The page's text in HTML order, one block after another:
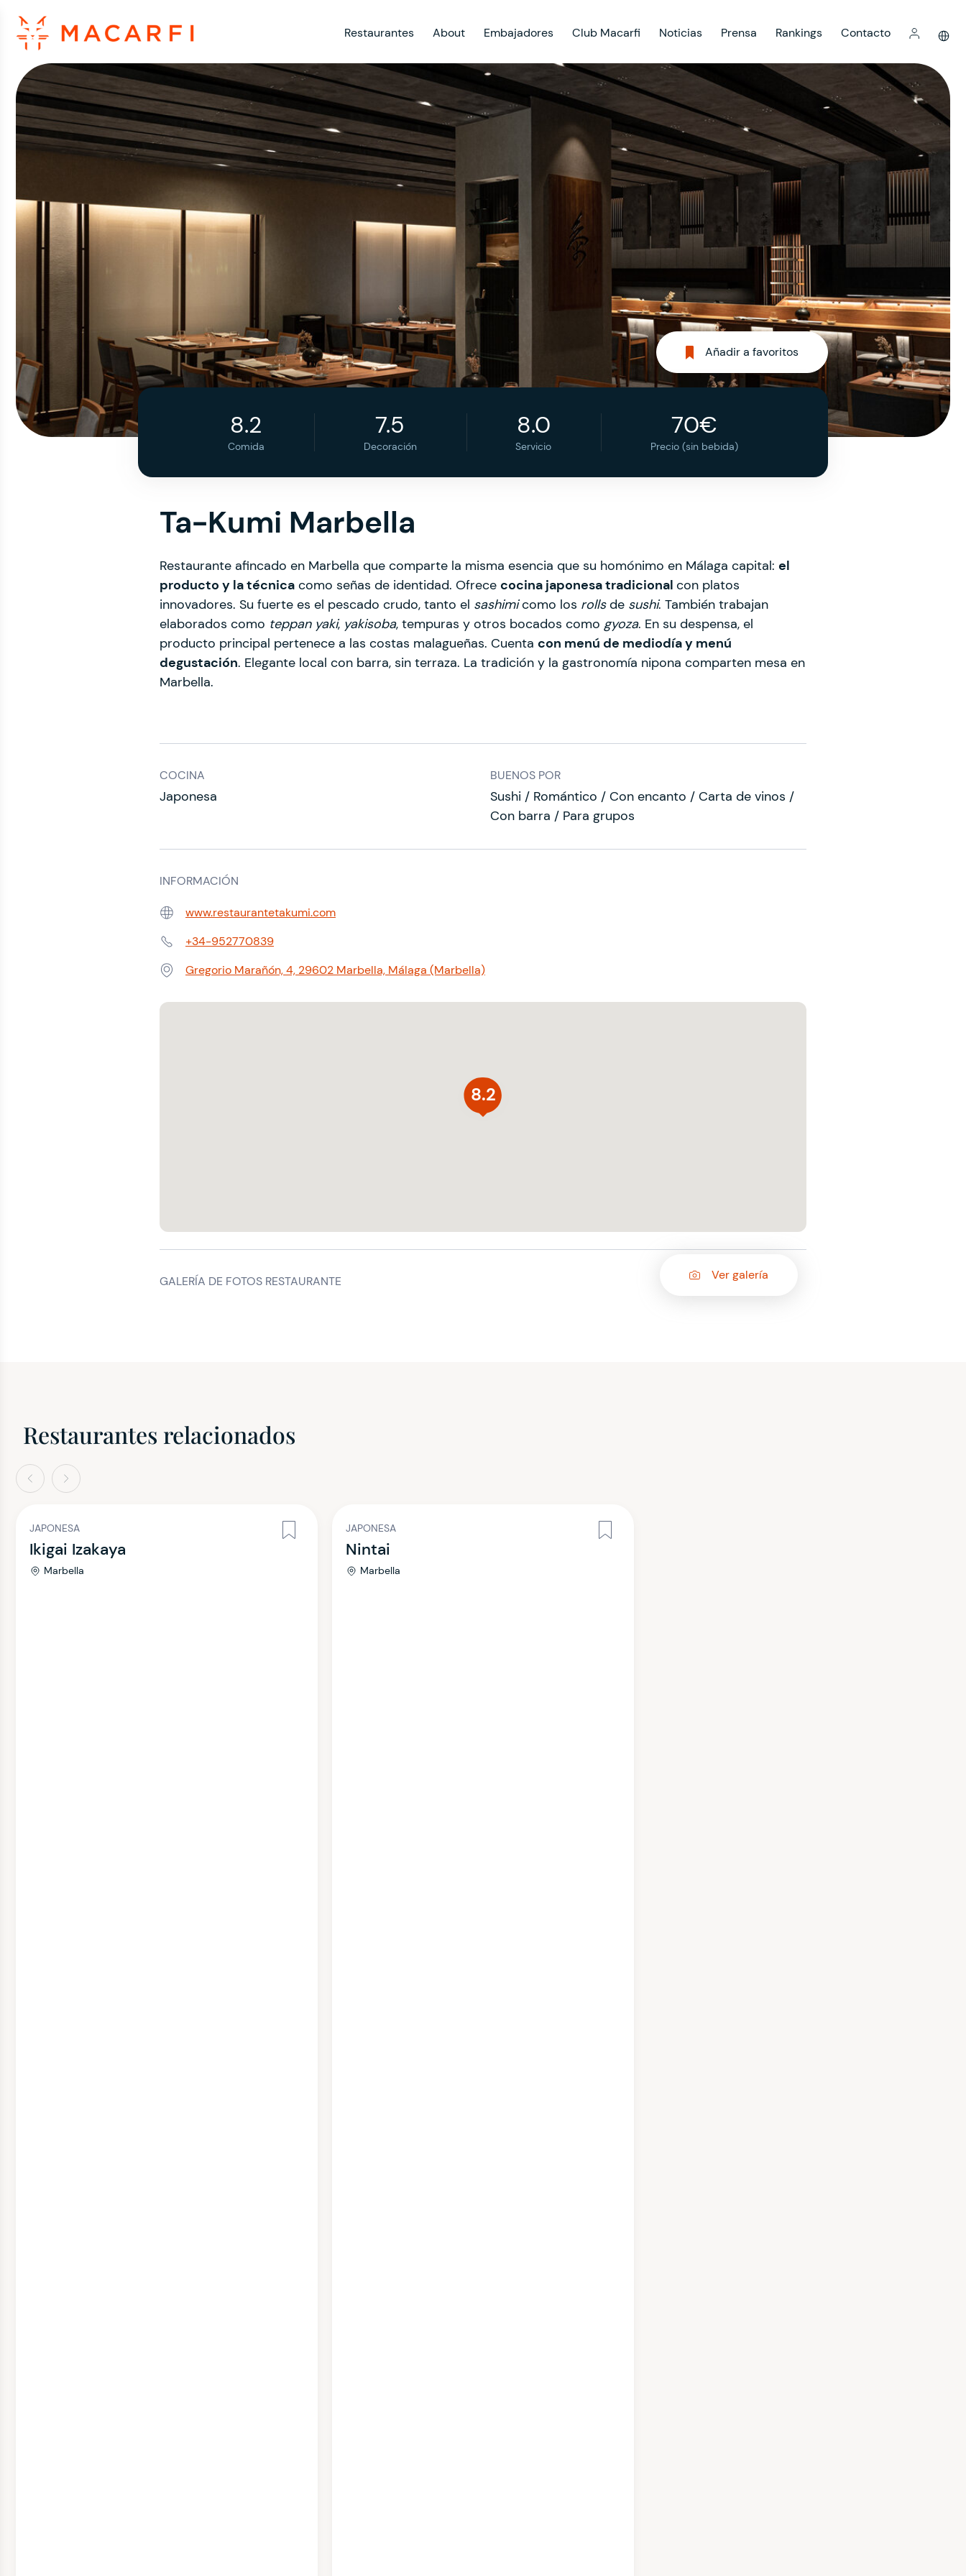
Restaurantes About Embajadores Club Macarfi Noticias Prensa Rankings Contacto
Añadir a favoritos
8.2
Comida
7.5
Decoración
8.0
Servicio
70€
Precio (sin bebida)
Ta-Kumi Marbella
Restaurante afincado en Marbella que comparte la misma esencia que su homónimo en Málaga capital: el
producto y la técnica como señas de identidad. Ofrece cocina japonesa tradicional con platos
innovadores. Su fuerte es el pescado crudo, tanto el sashimicomo los rollsde sushi. También trabajan
elaborados como teppan yaki, yakisoba, tempuras y otros bocados como gyoza. En su despensa, el
producto principal pertenece a las costas malagueñas. Cuenta con menú de mediodía y menú
degustación. Elegante local con barra, sin terraza. La tradición y la gastronomía nipona comparten mesa en
Marbella.
COCINA
Japonesa
BUENOS POR
Sushi / Romántico / Con encanto / Carta de vinos /
Con barra / Para grupos
INFORMACIÓN
Web: www.restaurantetakumi.com
Teléfono:+34-952770839
Dirección:Gregorio Marañón, 4, 29602 Marbella, Málaga (Marbella)
8.2
GALERÍA DE FOTOS RESTAURANTE Ver galería
Restaurantes relacionados
Siguiente
JAPONESA
Ikigai Izakaya
Marbella
JAPONESA
Nintai
Marbella